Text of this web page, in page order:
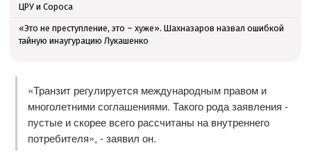
ЦРУ и Сороса
«Это не преступление, это – хуже». Шахназаров назвал ошибкой
тайную инаугурацию Лукашенко
«Транзит регулируется международным правом и
многолетними соглашениями. Такого рода заявления -
пустые и скорее всего рассчитаны на внутреннего
потребителя», - заявил он.